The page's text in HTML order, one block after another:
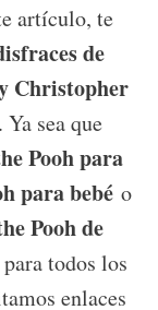
artículo, te
de
Christopher
sea que
Pooh para
para bebéo
Pooh de
todos los
enlaces